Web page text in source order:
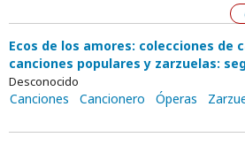
Ecos de los amores: colecciones de
canciones populares y zarzuelas:
Desconocido
Canciones Cancionero Óperas